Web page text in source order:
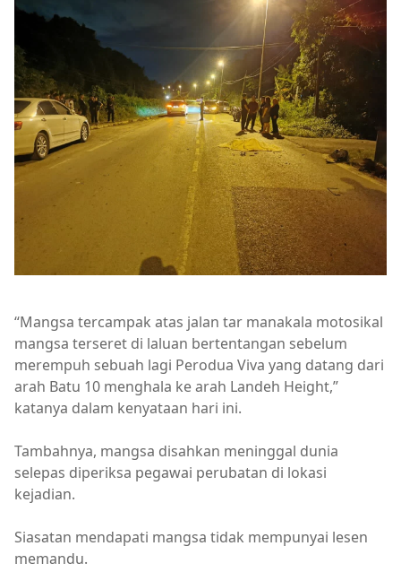
“Mangsa tercampak atas jalan tar manakala motosikal
mangsa terseret di laluan bertentangan sebelum
merempuh sebuah lagi Perodua Viva yang datang dari
arah Batu 10 menghala ke arah Landeh Height,”
katanya dalam kenyataan hari ini.
Tambahnya, mangsa disahkan meninggal dunia
selepas diperiksa pegawai perubatan di lokasi
kejadian.
Siasatan mendapati mangsa tidak mempunyai lesen
memandu.